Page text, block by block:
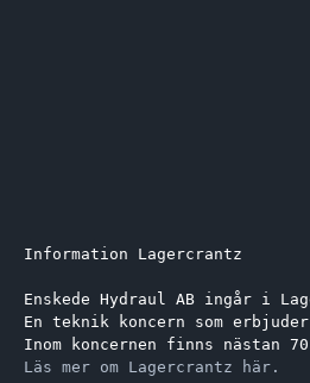
Information Lagercrantz
Enskede Hydraul AB ingår i
En teknik koncern som
Inom koncernen finns nästan
Läs mer om Lagercrantz här.